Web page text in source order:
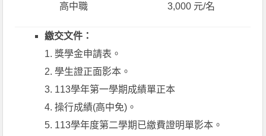
高中職 3,000 元/名
繳交文件：
1. 獎學金申請表。
2. 學生證正面影本。
3. 113學年第一學期成績單正本
4. 操行成績(高中免)。
5. 113學年度第二學期已繳費證明單影本。